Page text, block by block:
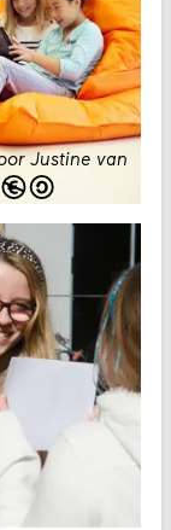
Justine van